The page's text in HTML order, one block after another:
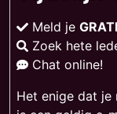
Meld je
Zoek hete
Chat online!
Het enige dat